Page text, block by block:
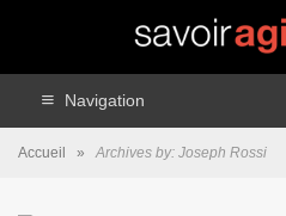
Navigation
Accueil » Archives by: Joseph Rossi